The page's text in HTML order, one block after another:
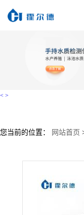
< >
您当前的位置： 网站首页